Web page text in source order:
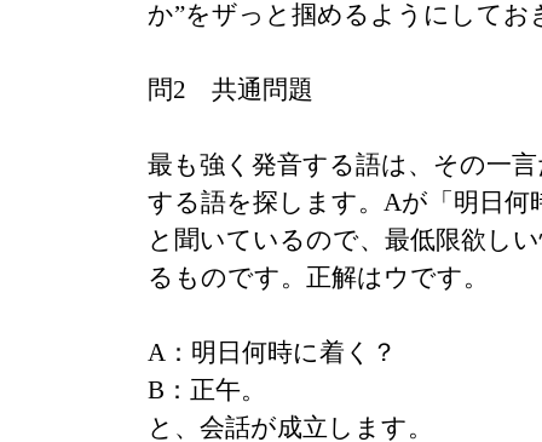
か”をザっと掴めるようにしてお
問2 共通問題
最も強く発音する語は、その一
する語を探します。Aが「明日何
と聞いているので、最低限欲し
るものです。正解はウです。
A：明日何時に着く？
B：正午。
と、会話が成立します。